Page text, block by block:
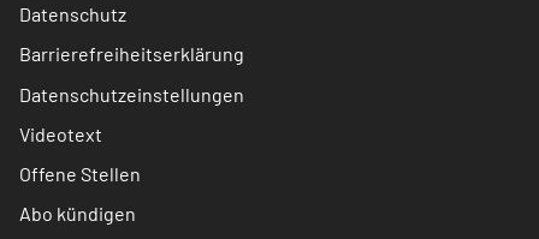
Datenschutz
Barrierefreiheitserklärung
Datenschutzeinstellungen
Videotext
Offene Stellen
Abo kündigen